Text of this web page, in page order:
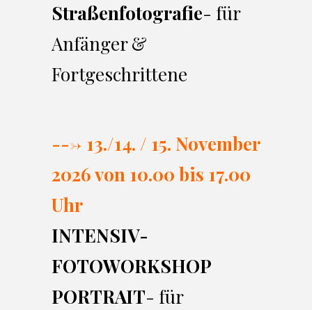
Straßenfotografie- für
Anfänger &
Fortgeschrittene
---> 13./14. / 15. November
2026 von 10.00 bis 17.00
Uhr
INTENSIV-
FOTOWORKSHOP
PORTRAIT- für